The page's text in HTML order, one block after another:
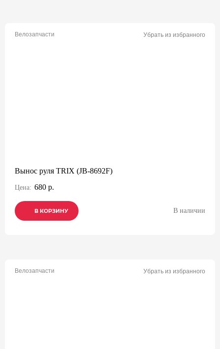
Велозапчасти Убрать из избранного
Вынос руля TRIX (JB-8692F)
Цена: 680 р.
В КОРЗИНУ
В КОРЗИНУ
В КОРЗИНУ В наличии
Велозапчасти Убрать из избранного